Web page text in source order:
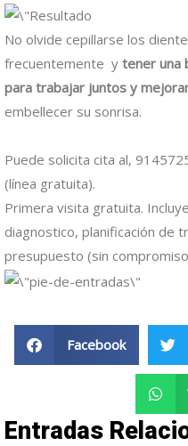
No olvide cepillarse los
frecuentemente y tener una
para trabajar juntos y
embellecer su sonrisa.
Puede solicita cita al,
(línea gratuita).
Primera visita gratuita.
diagnostico, planificación de
presupuesto (sin
Facebook
Entradas